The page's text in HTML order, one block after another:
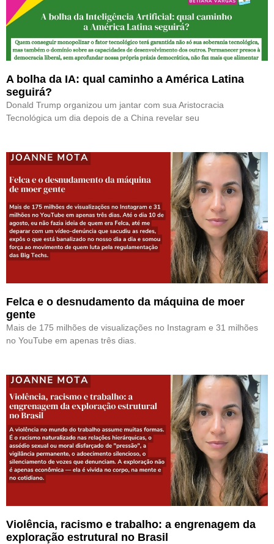
A bolha da IA: qual caminho a América Latina
seguirá?
Donald Trump organizou um jantar com sua Aristocracia
Tecnológica um dia depois de a China revelar seu
Felca e o desnudamento da máquina de moer
gente
Mais de 175 milhões de visualizações no Instagram e 31 milhões
no YouTube em apenas três dias.
Violência, racismo e trabalho: a engrenagem da
exploração estrutural no Brasil